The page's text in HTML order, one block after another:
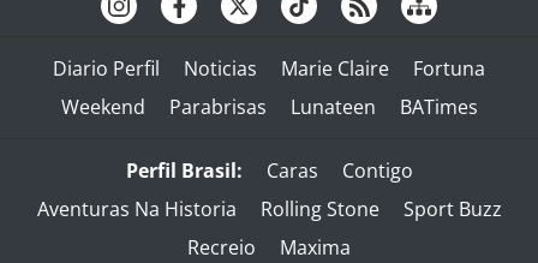
Diario Perfil Noticias Marie Claire
Fortuna
Weekend
Parabrisas Lunateen BATimes
Perfil Brasil: Caras
Contigo
Aventuras Na Historia
Rolling Stone
Sport Buzz
Recreio
Maxima